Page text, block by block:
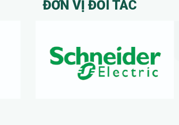
ĐƠN VỊ ĐỐI TÁC